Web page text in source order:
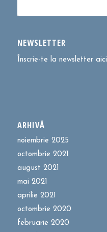
NEWSLETTER
Înscrie-te la newsletter aici
ARHIVĂ
noiembrie 2025
octombrie 2021
august 2021
mai 2021
aprilie 2021
octombrie 2020
februarie 2020